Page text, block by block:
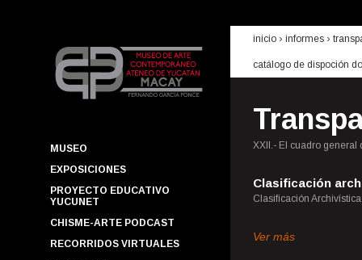
MUSEO
EXPOSICIONES
PROYECTO EDUCATIVO
YUCUNET
CHISME-ARTE PODCAST
RECORRIDOS VIRTUALES
inicio › informes ›
catálogo de dispoción
XXII.- El cuadro general
Clasificación
Clasificación
Ver más